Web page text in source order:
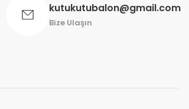
kutukutubalon@gmail.com
Bize Ulaşın